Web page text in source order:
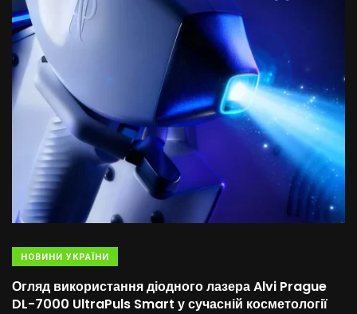
НОВИНИ УКРАЇНИ
Огляд використання діодного лазера Alvi Prague
DL-7000 UltraPuls Smart у сучасній косметології